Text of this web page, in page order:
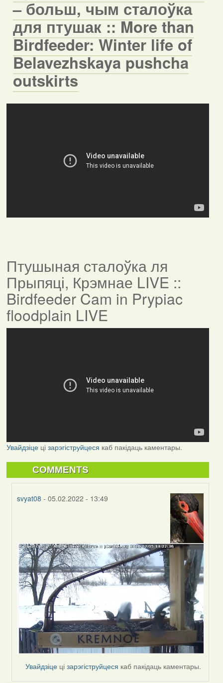
– больш, чым сталоўка
для птушак :: More than
Birdfeeder: Winter life of
Belavezhskaya pushcha
outskirts
Птушыная сталоўка ля
Прыпяці, Крэмнае LIVE ::
Birdfeeder Cam in Prypiac
floodplain LIVE
Увайдзіцеці зарэгіструйцеся каб пакідаць каментары.
COMMENTS
svyat08 - 05.02.2022 - 13:49
by
svyat08
Увайдзіце цізарэгіструйцеся каб пакідаць каментары.